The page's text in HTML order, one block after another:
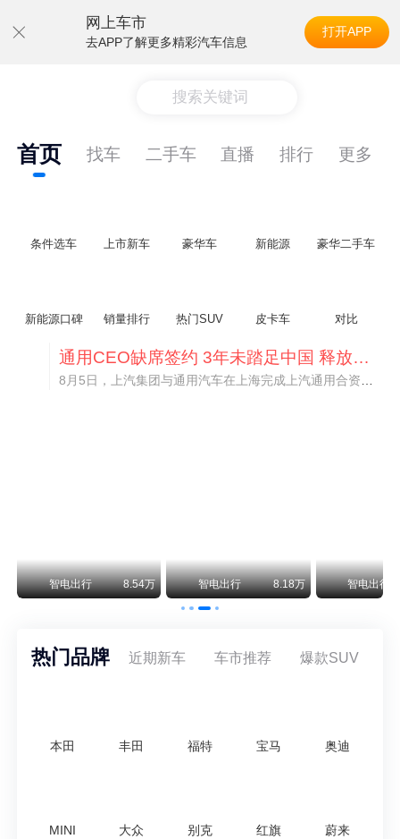
网上车市
去APP了解更多精彩汽车信息
打开APP
搜索关键词
首页 找车 二手车 直播 排行 更多
条件选车 上市新车 豪华车 新能源 豪华二手车
新能源口碑 销量排行 热门SUV 皮卡车 对比
通用CEO缺席签约 3年未踏足中国 释放反常信号
智电出行 8.54万 智电出行 8.18万 智电出行
热门品牌 近期新车 车市推荐 爆款SUV
本田 丰田 福特 宝马 奥迪
MINI 大众 别克 红旗 蔚来